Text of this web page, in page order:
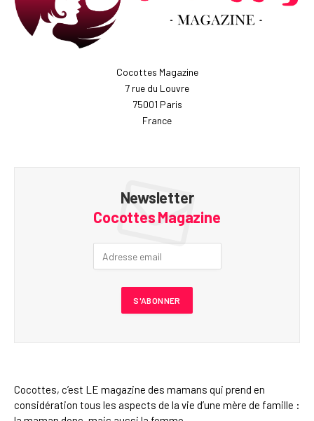
Cocottes Magazine
7 rue du Louvre
75001 Paris
France
Newsletter
Cocottes Magazine
Cocottes, c’est LE magazine des mamans qui prend en
considération tous les aspects de la vie d’une mère de famille :